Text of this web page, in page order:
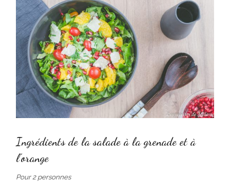
Ingrédients de la salade à la grenade et à
l’orange
Pour 2 personnes